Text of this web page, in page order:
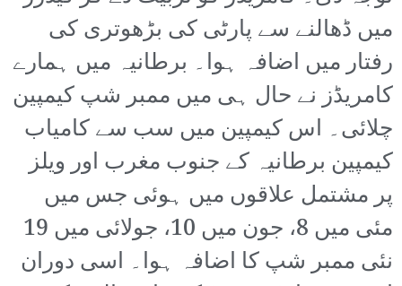
میں ڈھالنے سے پارٹی کی بڑھوتری کی
رفتار میں اضافہ ہوا۔ برطانیہ میں ہمارے
کامریڈز نے حال ہی میں ممبر شپ کیمپین
چلائی۔ اس کیمپین میں سب سے کامیاب
کیمپین برطانیہ کے جنوب مغرب اور ویلز
پر مشتمل علاقوں میں ہوئی جس میں
مئی میں 8، جون میں 10، جولائی میں 19
نئی ممبر شپ کا اضافہ ہوا۔ اسی دوران